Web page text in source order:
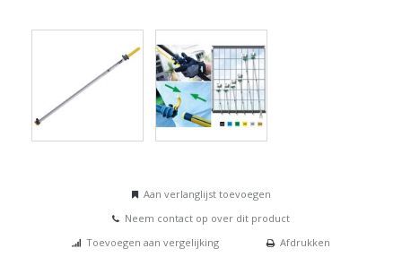
Aan verlanglijst toevoegen
Neem contact op over dit product
Toevoegen aan vergelijking
Afdrukken